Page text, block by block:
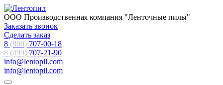
ООО Производственная компания "Ленточные пилы"
Заказать звонок
Сделать заказ
8 (800) 707-00-18
8 (499) 707-21-90
info@lentopil.com
info@lentopil.com